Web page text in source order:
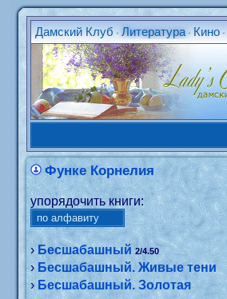
Дамский Клуб •Литература • Кино •
Функе Корнелия
упорядочить книги:
›Бесшабашный 2/4.50
›Бесшабашный. Живые тени
›Бесшабашный. Золотая